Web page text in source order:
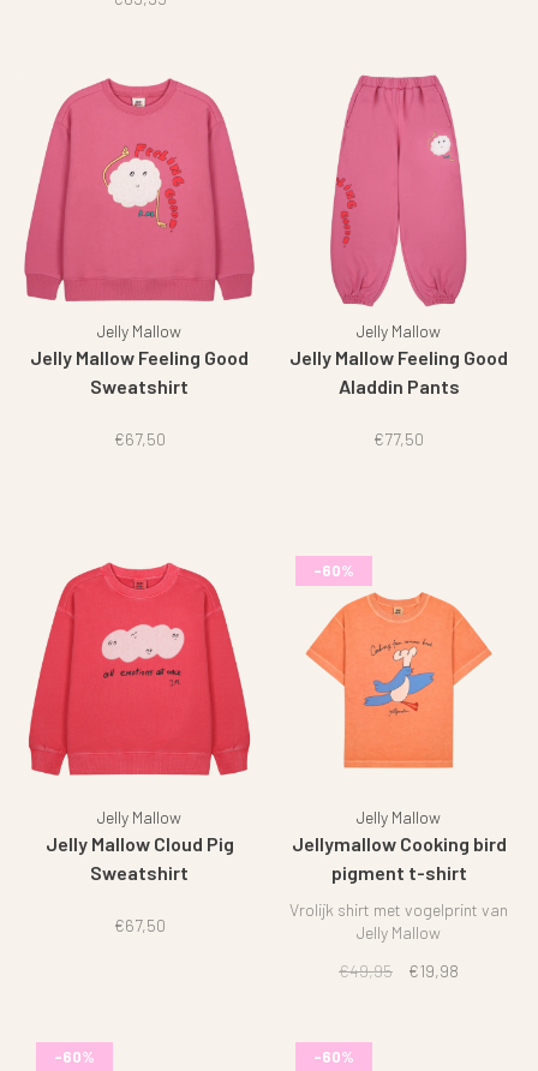
Jelly Mallow
Jelly Mallow Feeling Good
Sweatshirt
€67,50
Jelly Mallow
Jelly Mallow Feeling Good
Aladdin Pants
€77,50
Jelly Mallow
Jelly Mallow Cloud Pig
Sweatshirt
€67,50
-60%
Jelly Mallow
Jellymallow Cooking bird
pigment t-shirt
Vrolijk shirt met vogelprint van
Jelly Mallow
€49,95
€19,98
-60% -60%